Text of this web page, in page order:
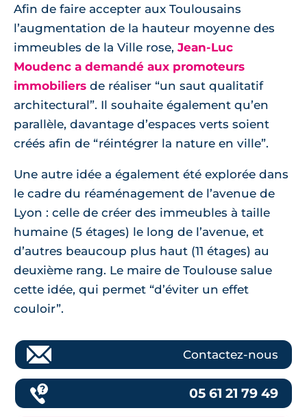
Afin de faire accepter aux Toulousains
l’augmentation de la hauteur moyenne des
immeubles de la Ville rose, Jean-Luc
Moudenc a demandé aux promoteurs
immobiliers de réaliser “un saut qualitatif
architectural”. Il souhaite également qu’en
parallèle, davantage d’espaces verts soient
créés afin de “réintégrer la nature en ville”.
Une autre idée a également été explorée dans
le cadre du réaménagement de l’avenue de
Lyon : celle de créer des immeubles à taille
humaine (5 étages) le long de l’avenue, et
d’autres beaucoup plus haut (11 étages) au
deuxième rang. Le maire de Toulouse salue
cette idée, qui permet “d’éviter un effet
couloir”.
Contactez-nous
05 61 21 79 49